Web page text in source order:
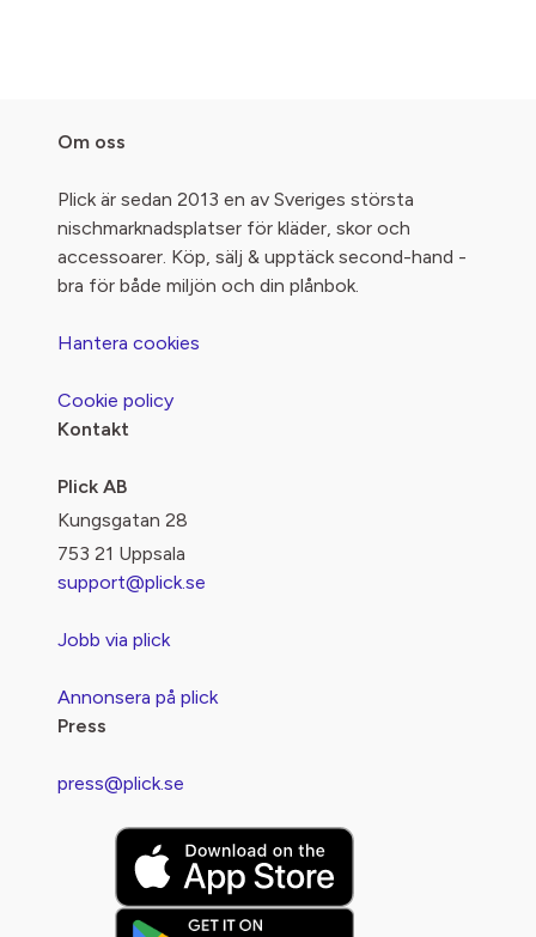
Om oss
Plick är sedan 2013 en av Sveriges största
nischmarknadsplatser för kläder, skor och
accessoarer. Köp, sälj & upptäck second-hand -
bra för både miljön och din plånbok.
Hantera cookies
Cookie policy
Kontakt
Plick AB
Kungsgatan 28
753 21 Uppsala
support@plick.se
Jobb via plick
Annonsera på plick
Press
press@plick.se